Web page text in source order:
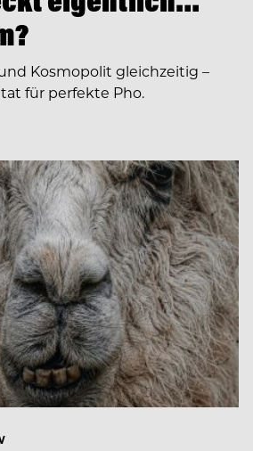
Kosmopolit gleichzeitig –
für perfekte Pho.